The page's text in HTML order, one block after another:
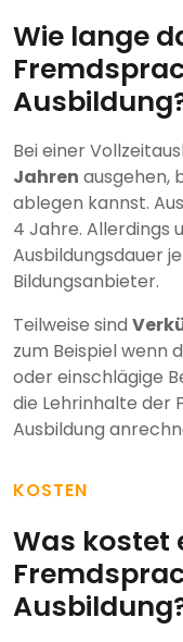
Wie lange
Bei einer
Jahren ausgehen,
ablegen kannst.
4 Jahre. Allerdings
Ausbildungsdauer
Bildungsanbieter.
Teilweise sind
zum Beispiel wenn
oder einschlägige
die Lehrinhalte der
Ausbildung
KOSTEN
Was kostet